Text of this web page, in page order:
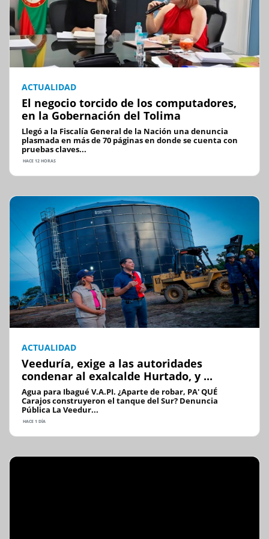
ACTUALIDAD
El negocio torcido de los computadores,
en la Gobernación del Tolima
Llegó a la Fiscalía General de la Nación una denuncia
plasmada en más de 70 páginas en donde se cuenta con
pruebas claves...
HACE 12 HORAS
ACTUALIDAD
Veeduría, exige a las autoridades
condenar al exalcalde Hurtado, y ...
Agua para Ibagué V.A.PI. ¿Aparte de robar, PA' QUÉ
Carajos construyeron el tanque del Sur? Denuncia
Pública La Veedur...
HACE 1 DÍA